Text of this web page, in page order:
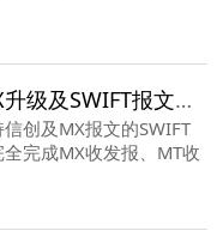
西力科技完成MX升级及SWIFT报文清算信创改造
创及MX报文的SWIFT
完成MX收发报、MT收